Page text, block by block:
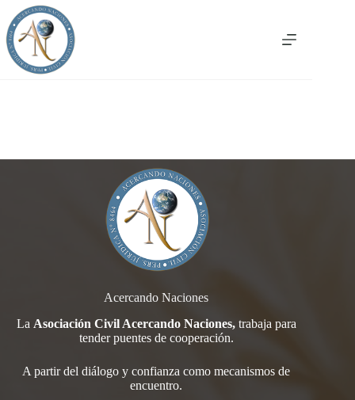
Saltar
contenido
Acercando Naciones
La Asociación Civil Acercando Naciones,trabaja para
tenderpuentes de cooperación.
A partir del diálogo y confianza como mecanismos de
encuentro.